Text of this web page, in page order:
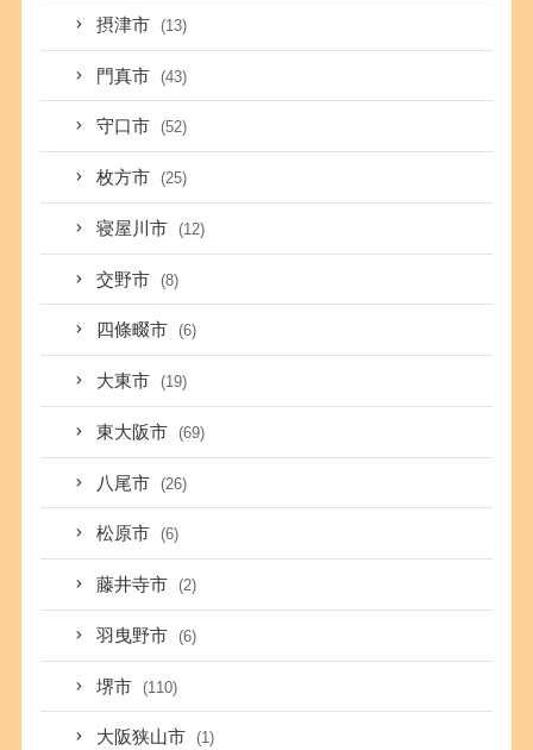
摂津市 (13)
門真市 (43)
守口市 (52)
枚方市 (25)
寝屋川市 (12)
交野市 (8)
四條畷市 (6)
大東市 (19)
東大阪市 (69)
八尾市 (26)
松原市 (6)
藤井寺市 (2)
羽曳野市 (6)
堺市 (110)
大阪狭山市 (1)